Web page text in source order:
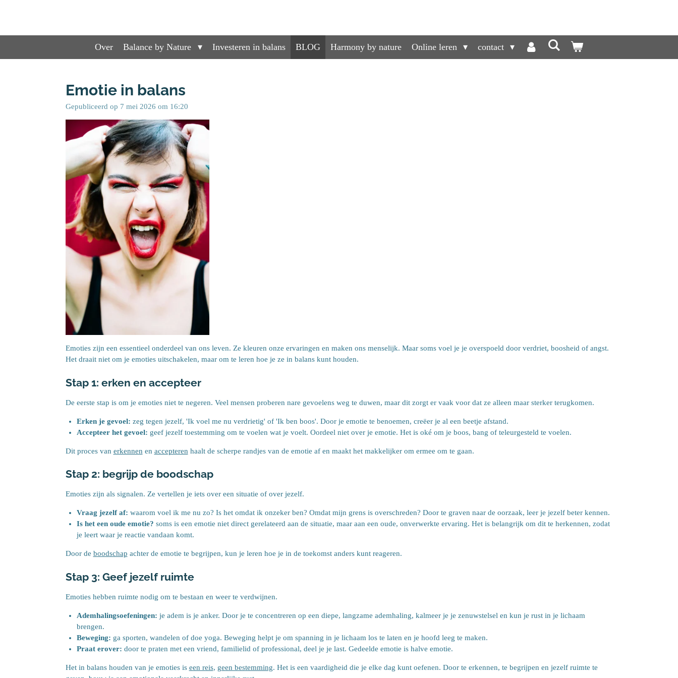
Over Balance by Nature Investeren in balans BLOG Harmony by nature Online leren contact
Emotie in balans
Gepubliceerd op 7 mei 2026 om 16:20
Emoties zijn een essentieel onderdeel van ons leven. Ze kleuren onze ervaringen en maken ons menselijk. Maar soms voel je je overspoeld door verdriet, boosheid of angst.
Het draait niet om je emoties uitschakelen, maar om te leren hoe je ze in balans kunt houden.
Stap 1: erken en accepteer
De eerste stap is om je emoties niet te negeren. Veel mensen proberen nare gevoelens weg te duwen, maar dit zorgt er vaak voor dat ze alleen maar sterker terugkomen.
Erken je gevoel: zeg tegen jezelf, 'Ik voel me nu verdrietig' of 'Ik ben boos'. Door je emotie te benoemen, creëer je al een beetje afstand.
Accepteer het gevoel: geef jezelf toestemming om te voelen wat je voelt. Oordeel niet over je emotie. Het is oké om je boos, bang of teleurgesteld te voelen.
Dit proces van erkennen en accepteren haalt de scherpe randjes van de emotie af en maakt het makkelijker om ermee om te gaan.
Stap 2: begrijp de boodschap
Emoties zijn als signalen. Ze vertellen je iets over een situatie of over jezelf.
Vraag jezelf af: waarom voel ik me nu zo? Is het omdat ik onzeker ben? Omdat mijn grens is overschreden? Door te graven naar de oorzaak, leer je jezelf beter kennen.
Is het een oude emotie? soms is een emotie niet direct gerelateerd aan de situatie, maar aan een oude, onverwerkte ervaring. Het is belangrijk om dit te herkennen, zodat
je leert waar je reactie vandaan komt.
Door de boodschap achter de emotie te begrijpen, kun je leren hoe je in de toekomst anders kunt reageren.
Stap 3: Geef jezelf ruimte
Emoties hebben ruimte nodig om te bestaan en weer te verdwijnen.
Ademhalingsoefeningen: je adem is je anker. Door je te concentreren op een diepe, langzame ademhaling, kalmeer je je zenuwstelsel en kun je rust in je lichaam
brengen.
Beweging: ga sporten, wandelen of doe yoga. Beweging helpt je om spanning in je lichaam los te laten en je hoofd leeg te maken.
Praat erover: door te praten met een vriend, familielid of professional, deel je je last. Gedeelde emotie is halve emotie.
Het in balans houden van je emoties is een reis, geen bestemming. Het is een vaardigheid die je elke dag kunt oefenen. Door te erkennen, te begrijpen en jezelf ruimte te